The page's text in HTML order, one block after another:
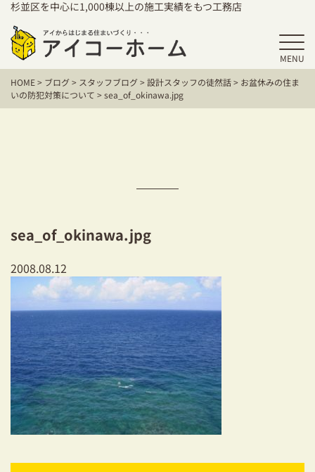
杉並区を中心に1,000棟以上の施工実績をもつ工務店
MENU
HOME
アイコーホームの家づくり
保証／アフターサポート
住宅シリーズ
建て替えをお考えの方
耐震対策も安心の家づくり
リフォーム・リノベーションをお考えの方
必見！土地からお探しの方へ
資金計画についてのご相談
ショールーム
HOME> ブログ> スタッフブログ>設計スタッフの徒然話> お盆休みの住ま
いの防犯対策について >sea_of_okinawa.jpg
sea_of_okinawa.jpg
2008.08.12